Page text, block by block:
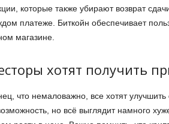
которые также убирают возврат
платеже. Биткойн обеспечивает
магазине.
хотят получить
что немаловажно, все хотят
но всё выглядит намного